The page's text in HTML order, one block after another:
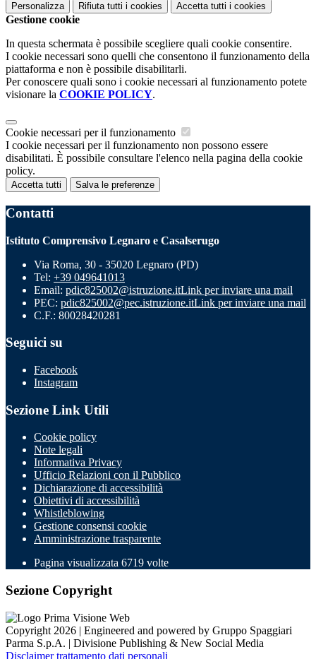
Personalizza Rifiuta tutti i cookies Accetta tutti i cookies
Gestione cookie
In questa schermata è possibile scegliere quali cookie consentire.
I cookie necessari sono quelli che consentono il funzionamento della
piattaforma e non è possibile disabilitarli.
Per conoscere quali sono i cookie necessari al funzionamento potete
visionare la COOKIE POLICY.
Cookie necessari per il funzionamento
I cookie necessari per il funzionamento non possono essere
disabilitati. È possibile consultare l'elenco nella pagina della cookie
policy.
Accetta tutti Salva le preferenze
Contatti
Istituto Comprensivo Legnaro e Casalserugo
Via Roma, 30 - 35020 Legnaro (PD)
Tel: +39 049641013
Email: pdic825002@istruzione.itLink per inviare una mail
PEC: pdic825002@pec.istruzione.itLink per inviare una mail
C.F.: 80028420281
Seguici su
Facebook
Instagram
Sezione Link Utili
Cookie policy
Note legali
Informativa Privacy
Ufficio Relazioni con il Pubblico
Dichiarazione di accessibilità
Obiettivi di accessibilità
Whistleblowing
Gestione consensi cookie
Amministrazione trasparente
Pagina visualizzata 6719 volte
Sezione Copyright
Copyright 2026 | Engineered and powered by Gruppo Spaggiari
Parma S.p.A. | Divisione Publishing & New Social Media
Disclaimer trattamento dati personali